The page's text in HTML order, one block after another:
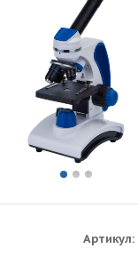
Артикул: